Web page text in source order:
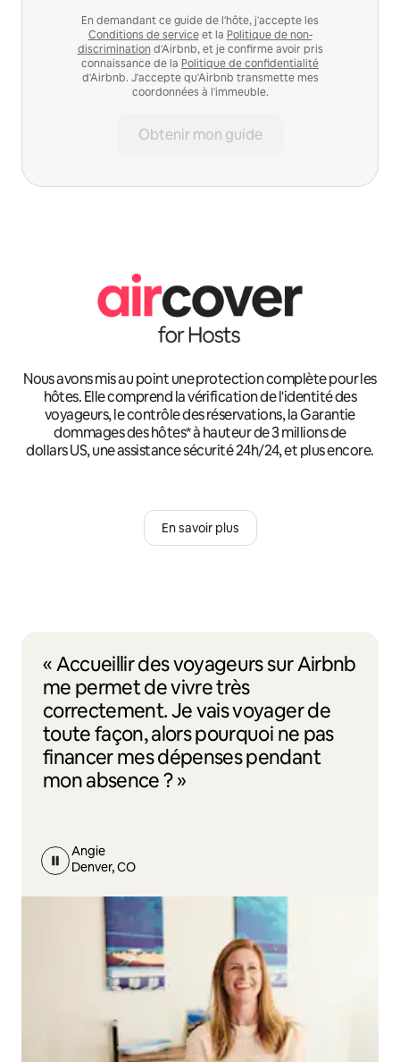
En demandant ce guide de l'hôte, j'accepte les
Conditions de serviceet la Politique de non-
discrimination d'Airbnb, et je confirme avoir pris
connaissance de la Politique de confidentialité
d'Airbnb. J'accepte qu'Airbnb transmette mes
coordonnées à l'immeuble.
Obtenir mon guide
Nous avons mis au point une protection complète pour les
hôtes. Elle comprend la vérification de l'identité des
voyageurs, le contrôle des réservations, la Garantie
dommages des hôtes* à hauteur de 3 millions de
dollars US, une assistance sécurité 24h/24, et plus encore.
En savoir plus
« Accueillir des voyageurs sur Airbnb
me permet de vivre très
correctement. Je vais voyager de
toute façon, alors pourquoi ne pas
financer mes dépenses pendant
mon absence ? »
Angie
Denver, CO